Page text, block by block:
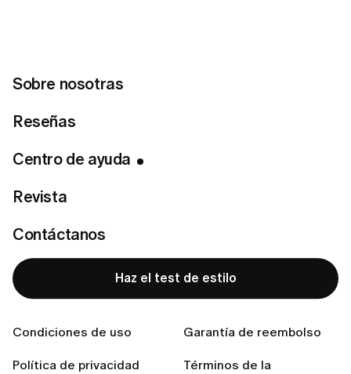
Sobre nosotras
Reseñas
Centro de ayuda
Revista
Contáctanos
Haz el test de estilo
Condiciones de uso Garantía de reembolso
Política de privacidad
Términos de la
Cómo iniciar sesión en la App LUMI
Cómo cancelar tu suscripción y política de reembolso
¿Cómo puedo cancelar mi suscripción a los correos
¿Cómo puedo ponerme en contacto con el servicio de
atención al cliente de LUMI?
electrónico?